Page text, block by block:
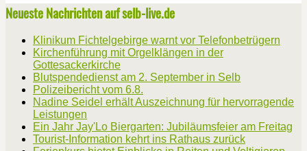
Neueste Nachrichten auf selb-live.de
Klinikum Fichtelgebirge warnt vor Telefonbetrügern
Kirchenführung mit Orgelklängen in der
Gottesackerkirche
Blutspendedienst am 2. September in Selb
Polizeibericht vom 6.8.
Nadine Seidel erhält Auszeichnung für hervorragende
Leistungen
Ein Jahr Jay'Lo Biergarten: Jubiläumsfeier am Freitag
Tourist-Information kehrt ins Rathaus zurück